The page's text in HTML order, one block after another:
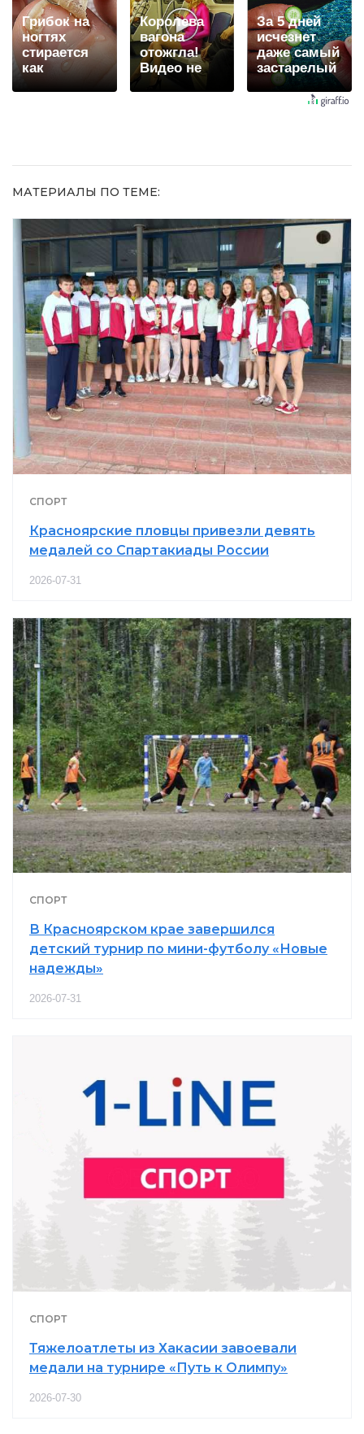
Грибок на
ногтях
стирается
как
ластиком!
Королева
вагона
отожгла!
Видео не
оставит
За 5 дней
исчезнет
даже самый
застарелый
грибок: вот
хитрость
МАТЕРИАЛЫ ПО ТЕМЕ:
СПОРТ
Красноярские пловцы привезли девять
медалей со Спартакиады России
2026-07-31
СПОРТ
В Красноярском крае завершился
детский турнир по мини-футболу «Новые
надежды»
2026-07-31
СПОРТ
Тяжелоатлеты из Хакасии завоевали
медали на турнире «Путь к Олимпу»
2026-07-30